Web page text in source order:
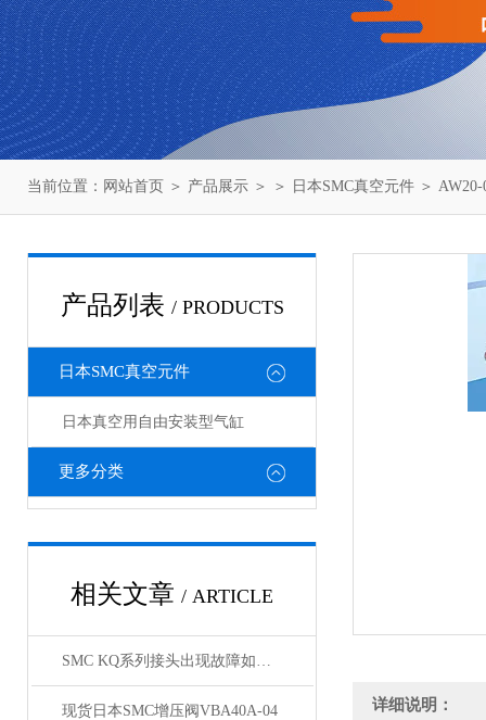
当前位置： 网站首页 ＞ 产品展示 ＞ ＞ 日本SMC真空元件 ＞
产品列表 / PRODUCTS
日本SMC真空元件
日本真空用自由安装型气缸
更多分类
相关文章 / ARTICLE
SMC KQ系列接头出现故障如何处理，KQ接头原装正品
现货日本SMC增压阀VBA40A-04 详细说明：